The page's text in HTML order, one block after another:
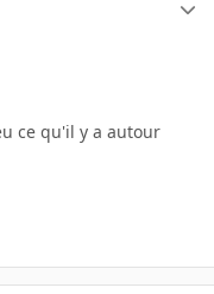
ce qu'il y a autour